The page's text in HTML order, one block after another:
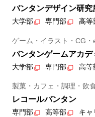
バンタンデザイン研究
大学部 専門部 高等
ゲーム・イラスト・CG・
バンタンゲームアカデ
大学部 専門部 高等
製菓・カフェ・調理・飲
レコールバンタン
専門部 高等部 キャ